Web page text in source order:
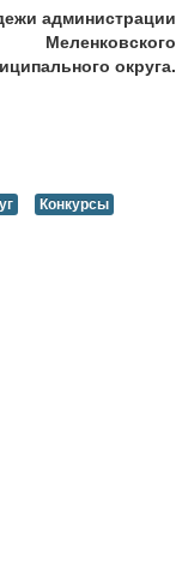
администрации
Меленковского
округа.
Конкурсы